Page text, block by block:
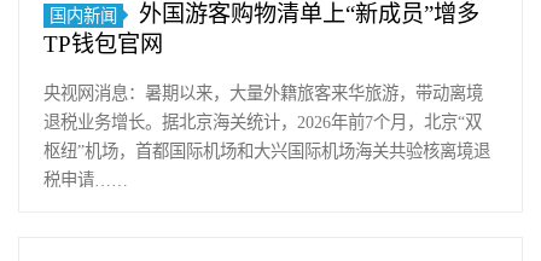
国内新闻
外国游客购物清单上“新成员”增多
TP钱包官网
央视网消息：暑期以来，大量外籍旅客来华旅游，带动离境
退税业务增长。据北京海关统计，2026年前7个月，北京“双
枢纽”机场，首都国际机场和大兴国际机场海关共验核离境退
税申请……